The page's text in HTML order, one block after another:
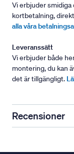
Vi erbjuder smidiga
kortbetalning,
alla våra
Leveranssätt
Vi erbjuder både
montering, du kan
det är tillgängligt.
Recensioner